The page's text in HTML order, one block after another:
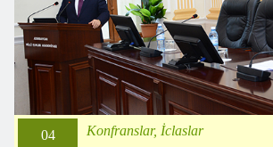
04
Konfranslar, İclaslar